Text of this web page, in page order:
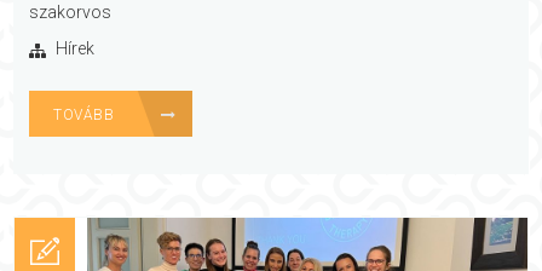
szakorvos
Hírek
TOVÁBB